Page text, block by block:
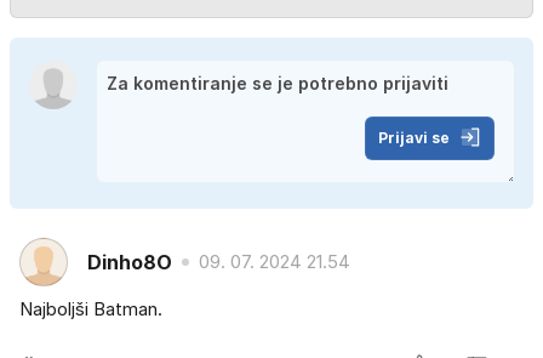
Prijavi se
Dinho8O 09. 07. 2024 21.54
Najboljši Batman.